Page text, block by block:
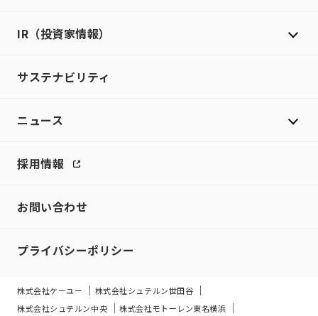
IR（投資家情報）
サステナビリティ
ニュース
採用情報
お問い合わせ
プライバシーポリシー
株式会社ケーユー
株式会社シュテルン世田谷
株式会社シュテルン中央
株式会社モトーレン東名横浜